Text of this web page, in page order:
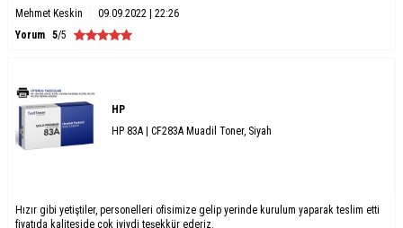
Mehmet Keskin
09.09.2022 | 22:26
Yorum 5/5
HP
HP 83A | CF283A Muadil Toner, Siyah
Hızır gibi yetiştiler, personelleri ofisimize gelip yerinde kurulum yaparak teslim etti
fiyatıda kaliteside çok iyiydi teşekkür ederiz.